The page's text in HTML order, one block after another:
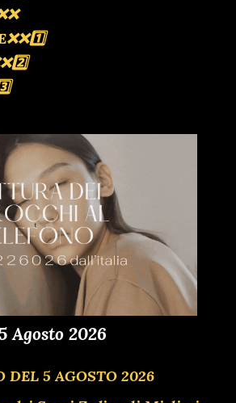
Agosto 2026
DEL 5 AGOSTO 2026